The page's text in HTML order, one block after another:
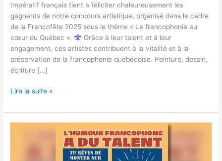
Impératif français tient à féliciter chaleureusement les
gagnants de notre concours artistique, organisé dans le cadre
de la Francofête 2025 sous le thème « La francophonie au
cœur du Québec ».
Grâce à leur talent et à leur
engagement, ces artistes contribuent à la vitalité et à la
préservation de la francophonie québécoise. Peinture, dessin,
écriture […]
Lire la suite »